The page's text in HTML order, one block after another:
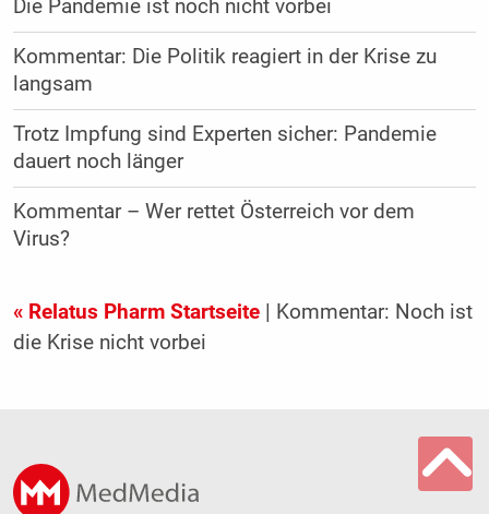
Die Pandemie ist noch nicht vorbei
Kommentar: Die Politik reagiert in der Krise zu
langsam
Trotz Impfung sind Experten sicher: Pandemie
dauert noch länger
Kommentar – Wer rettet Österreich vor dem
Virus?
« Relatus Pharm Startseite| Kommentar: Noch ist
die Krise nicht vorbei